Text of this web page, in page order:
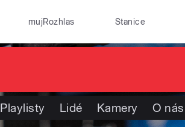
mujRozhlas Stanice
Playlisty Lidé Kamery O nás